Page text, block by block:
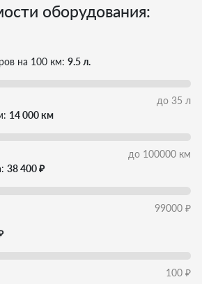
оборудования:
на 100 км: 9.5 л.
до 35 л
14 000 км
до 100000 км
38 400 ₽
99000 ₽
100 ₽